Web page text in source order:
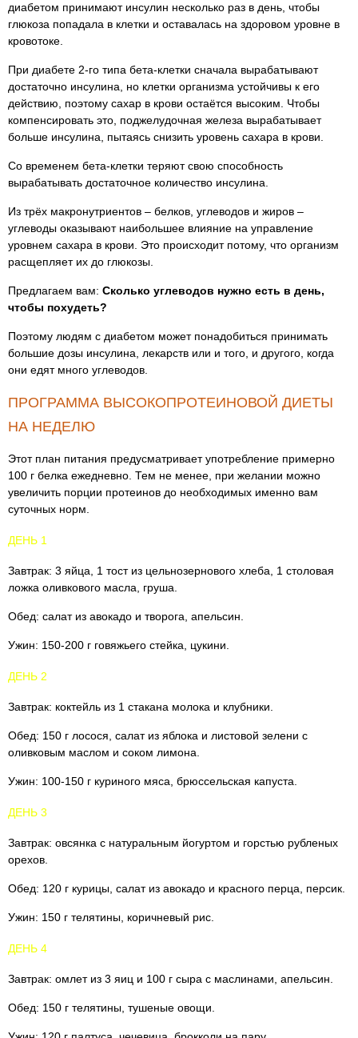
диабетом принимают инсулин несколько раз в день, чтобы
глюкоза попадала в клетки и оставалась на здоровом уровне в
кровотоке.
При диабете 2-го типа бета-клетки сначала вырабатывают
достаточно инсулина, но клетки организма устойчивы к его
действию, поэтому сахар в крови остаётся высоким. Чтобы
компенсировать это, поджелудочная железа вырабатывает
больше инсулина, пытаясь снизить уровень сахара в крови.
Со временем бета-клетки теряют свою способность
вырабатывать достаточное количество инсулина.
Из трёх макронутриентов – белков, углеводов и жиров –
углеводы оказывают наибольшее влияние на управление
уровнем сахара в крови. Это происходит потому, что организм
расщепляет их до глюкозы.
Предлагаем вам: Сколько углеводов нужно есть в день,
чтобы похудеть?
Поэтому людям с диабетом может понадобиться принимать
большие дозы инсулина, лекарств или и того, и другого, когда
они едят много углеводов.
ПРОГРАММА ВЫСОКОПРОТЕИНОВОЙ ДИЕТЫ
НА НЕДЕЛЮ
Этот план питания предусматривает употребление примерно
100 г белка ежедневно. Тем не менее, при желании можно
увеличить порции протеинов до необходимых именно вам
суточных норм.
ДЕНЬ 1
Завтрак: 3 яйца, 1 тост из цельнозернового хлеба, 1 столовая
ложка оливкового масла, груша.
Обед: салат из авокадо и творога, апельсин.
Ужин: 150-200 г говяжьего стейка, цукини.
ДЕНЬ 2
Завтрак: коктейль из 1 стакана молока и клубники.
Обед: 150 г лосося, салат из яблока и листовой зелени с
оливковым маслом и соком лимона.
Ужин: 100-150 г куриного мяса, брюссельская капуста.
ДЕНЬ 3
Завтрак: овсянка с натуральным йогуртом и горстью рубленых
орехов.
Обед: 120 г курицы, салат из авокадо и красного перца, персик.
Ужин: 150 г телятины, коричневый рис.
ДЕНЬ 4
Завтрак: омлет из 3 яиц и 100 г сыра с маслинами, апельсин.
Обед: 150 г телятины, тушеные овощи.